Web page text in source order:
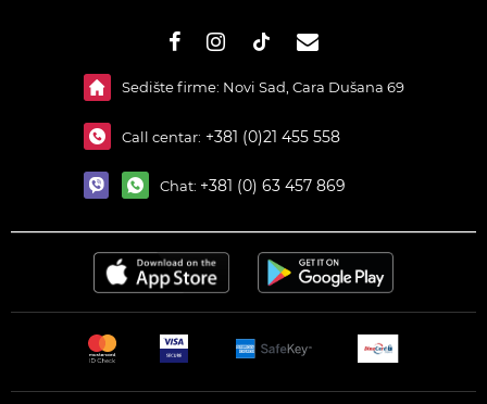
Sedište firme: Novi Sad, Cara Dušana 69
Call centar: +381 (0)21 455 558
Chat: +381 (0) 63 457 869